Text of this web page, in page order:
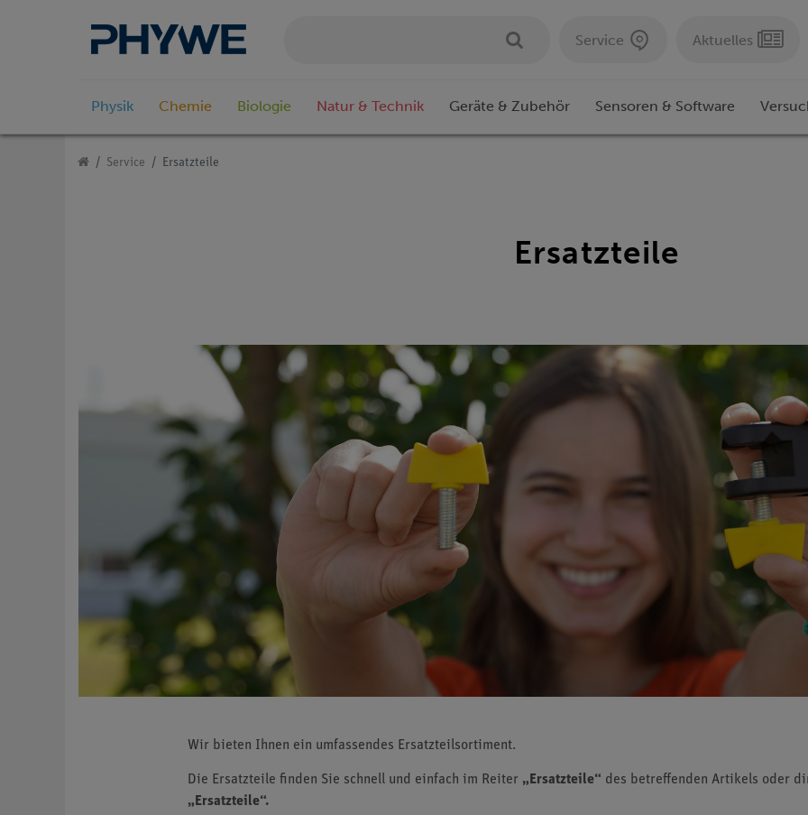
Service Aktuelles
Physik Chemie Biologie Natur & Technik Geräte & Zubehör Sensoren & Software
Service Ersatzteile
Ersatzteile
Wir bieten Ihnen ein umfassendes Ersatzteilsortiment.
Die Ersatzteile finden Sie schnell und einfach im Reiter „Ersatzteile“ des betreffenden Artikels oder
„Ersatzteile“.